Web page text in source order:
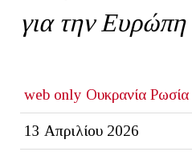
για την Ευρώπη
web only Ουκρανία Ρωσία
13 Απριλίου 2026